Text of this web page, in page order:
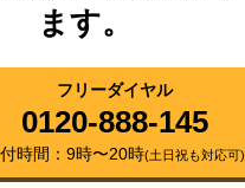
ます。
フリーダイヤル
0120-888-145
時間：9時〜20時(土日祝も対応可)